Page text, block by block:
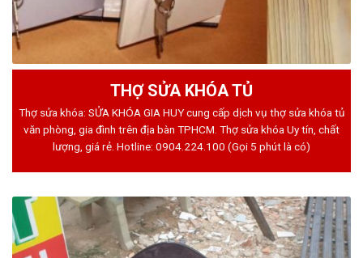
THỢ SỬA KHÓA TỦ
Thợ sửa khóa: SỬA KHÓA GIA HUY cung cấp dịch vụ thợ sửa khóa tủ
văn phòng, gia đình trên địa bàn TPHCM. Thợ sửa khóa Uy tín, chất
lượng, giá rẻ. Hotline: 0904.224.100 (Gọi 5 phút là có)